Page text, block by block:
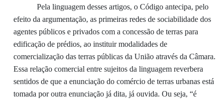
Pelalinguagem desses artigos, o Código antecipa, pelo
efeito da argumentação, as primeiras redes de sociabilidade dos
agentes públicos e privados com a concessão de terras para
edificação de prédios, ao instituir modalidades de
comercialização das terras públicas da União através da Câmara.
Essa relação comercial entre sujeitos da linguagem reverbera
sentidos de que a enunciação do comércio de terras urbanas está
tomada por outra enunciação já dita, já ouvida. Ou seja, “é